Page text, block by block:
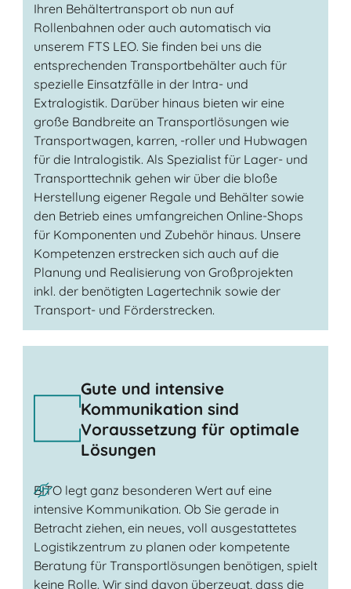
Ihren Behältertransport ob nun auf
Rollenbahnen oder auch automatisch via
unserem FTS LEO. Sie finden bei uns die
entsprechenden Transportbehälter auch für
spezielle Einsatzfälle in der Intra- und
Extralogistik. Darüber hinaus bieten wir eine
große Bandbreite an Transportlösungen wie
Transportwagen, karren, -roller und Hubwagen
für die Intralogistik. Als Spezialist für Lager- und
Transporttechnik gehen wir über die bloße
Herstellung eigener Regale und Behälter sowie
den Betrieb eines umfangreichen Online-Shops
für Komponenten und Zubehör hinaus. Unsere
Kompetenzen erstrecken sich auch auf die
Planung und Realisierung von Großprojekten
inkl. der benötigten Lagertechnik sowie der
Transport- und Förderstrecken.
Gute und intensive
Kommunikation sind
Voraussetzung für optimale
Lösungen
BITO legt ganz besonderen Wert auf eine
intensive Kommunikation. Ob Sie gerade in
Betracht ziehen, ein neues, voll ausgestattetes
Logistikzentrum zu planen oder kompetente
Beratung für Transportlösungen benötigen, spielt
keine Rolle. Wir sind davon überzeugt, dass die